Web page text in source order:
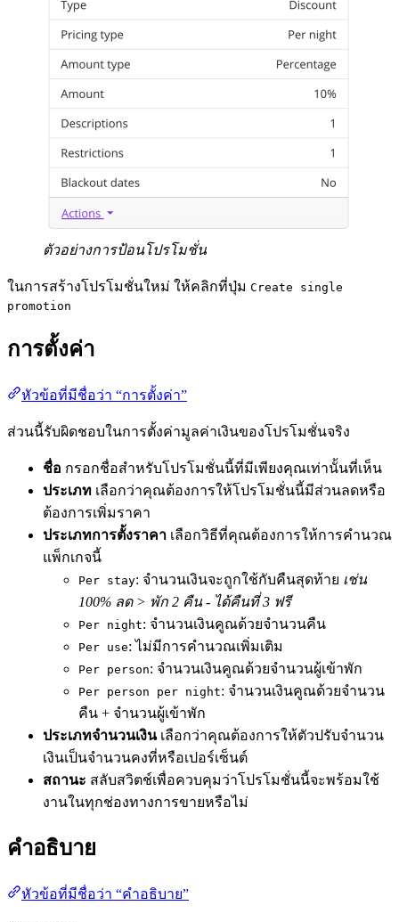
ตัวอย่างการป้อนโปรโมชั่น
ในการสร้างโปรโมชั่นใหม่ ให้คลิกที่ปุ่ม Create single
promotion
การตั้งค่า
หัวข้อที่มีชื่อว่า “การตั้งค่า”
ส่วนนี้รับผิดชอบในการตั้งค่ามูลค่าเงินของโปรโมชั่นจริง
ชื่อ กรอกชื่อสำหรับโปรโมชั่นนี้ที่มีเพียงคุณเท่านั้นที่เห็น
ประเภท เลือกว่าคุณต้องการให้โปรโมชั่นนี้มีส่วนลดหรือ
ต้องการเพิ่มราคา
ประเภทการตั้งราคา เลือกวิธีที่คุณต้องการให้การคำนวณ
แพ็กเกจนี้
Per stay: จำนวนเงินจะถูกใช้กับคืนสุดท้าย เช่น
100% ลด > พัก 2 คืน - ได้คืนที่ 3 ฟรี
Per night: จำนวนเงินคูณด้วยจำนวนคืน
Per use: ไม่มีการคำนวณเพิ่มเติม
Per person: จำนวนเงินคูณด้วยจำนวนผู้เข้าพัก
Per person per night: จำนวนเงินคูณด้วยจำนวน
คืน + จำนวนผู้เข้าพัก
ประเภทจำนวนเงินเลือกว่าคุณต้องการให้ตัวปรับจำนวน
เงินเป็นจำนวนคงที่หรือเปอร์เซ็นต์
สถานะ สลับสวิตช์เพื่อควบคุมว่าโปรโมชั่นนี้จะพร้อมใช้
งานในทุกช่องทางการขายหรือไม่
คำอธิบาย
หัวข้อที่มีชื่อว่า “คำอธิบาย”